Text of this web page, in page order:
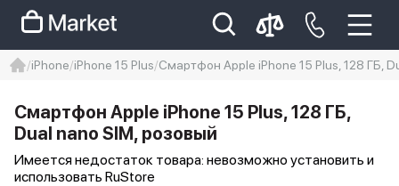
Iphone 14 pro max
айфон 14
iPhone iPhone 15 Plus Смартфон Apple iPhone 15 Plus, 128 ГБ,
Смартфон Apple iPhone 15 Plus, 128 ГБ,
Dual nano SIM, розовый
Имеется недостаток товара: невозможно установить и
использовать RuStore